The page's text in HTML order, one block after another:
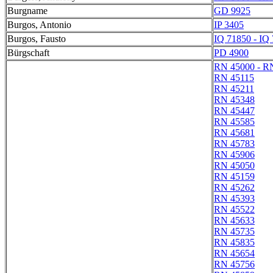
Burgname
GD 9925
Burgos, Antonio
IP 3405
Burgos, Fausto
IQ 71850 - IQ
Bürgschaft
PD 4900
RN 45000 -
RN 45115
RN 45211
RN 45348
RN 45447
RN 45585
RN 45681
RN 45783
RN 45906
RN 45050
RN 45159
RN 45262
RN 45393
RN 45522
RN 45633
RN 45735
RN 45835
RN 45654
RN 45756